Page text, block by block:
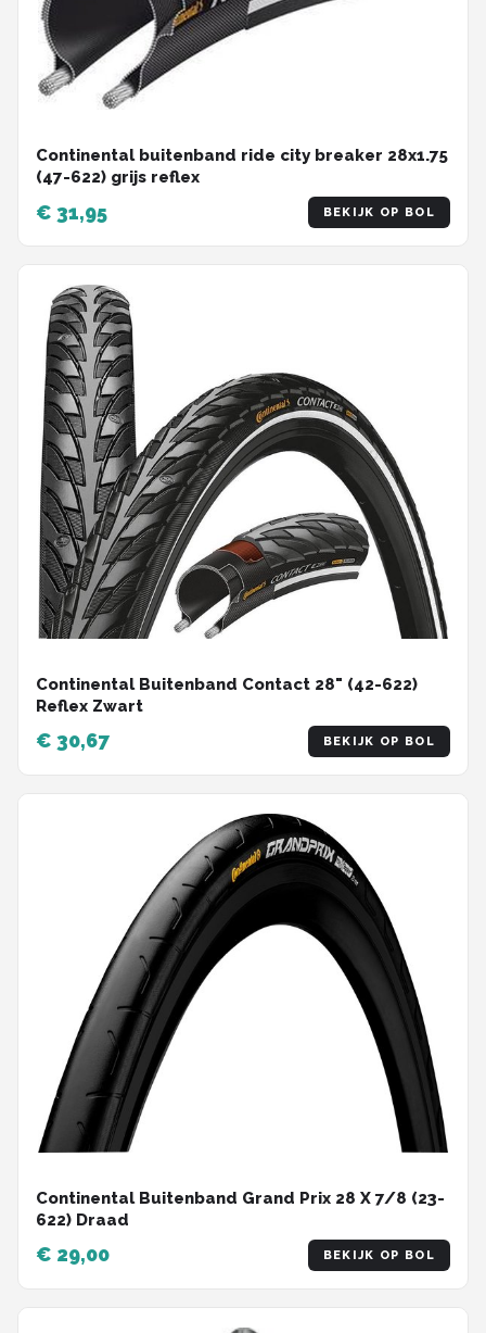
Continental buitenband ride city breaker 28x1.75
(47-622) grijs reflex
€ 31,95 BEKIJK OP BOL
Continental Buitenband Contact 28" (42-622)
Reflex Zwart
€ 30,67 BEKIJK OP BOL
Continental Buitenband Grand Prix 28 X 7/8 (23-
622) Draad
€ 29,00 BEKIJK OP BOL